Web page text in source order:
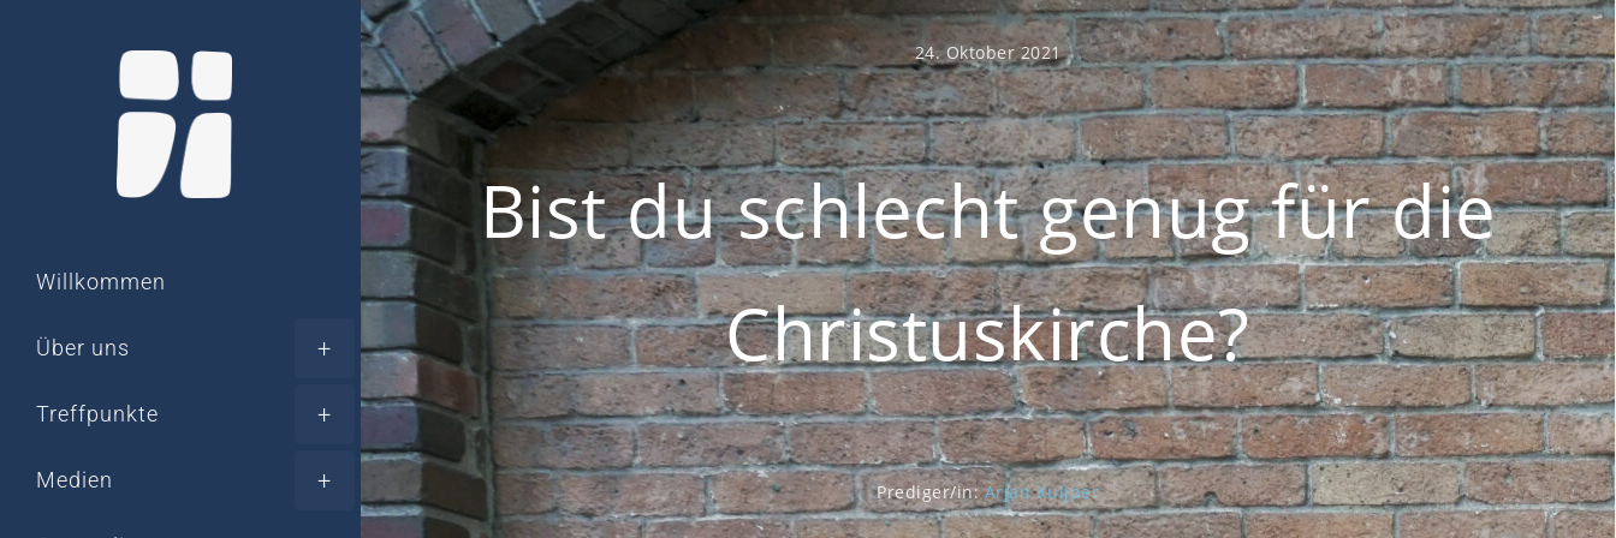
Zum
Inhalt
springen
Willkommen
Über uns
Treffpunkte
Medien
24. Oktober 2021
Bist du schlecht genug für die
Christuskirche?
Prediger/in: Arjan Kuijper